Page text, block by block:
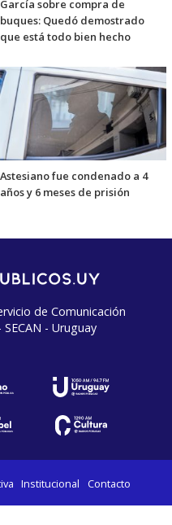
García sobre compra de
buques: Quedó demostrado
que está todo bien hecho
Astesiano fue condenado a 4
años y 6 meses de prisión
de Comunicación
- Uruguay
Institucional Contacto